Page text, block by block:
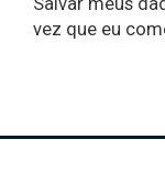
vez que eu